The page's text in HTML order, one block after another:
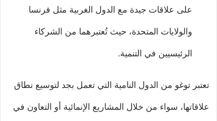
على علاقات جيدة مع الدول الغربية مثل فرنسا
والولايات المتحدة، حيث تُعتبرهما من الشركاء
الرئيسيين في التنمية.
تعتبر توغو من الدول النامية التي تعمل بجد لتوسيع نطاق
علاقاتها، سواء من خلال المشاريع الإنمائية أو التعاون في